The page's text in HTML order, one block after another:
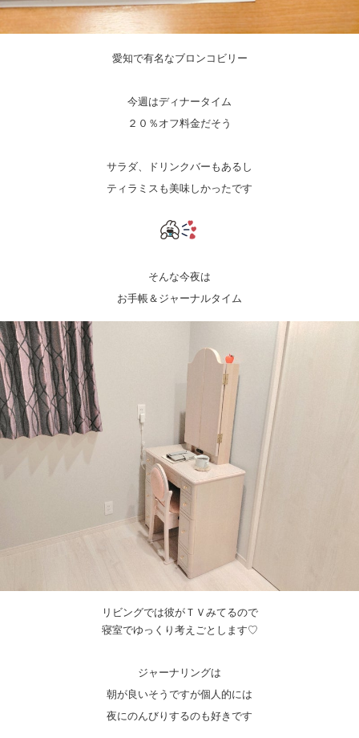
愛知で有名なブロンコビリー
今週はディナータイム
２０％オフ料金だそう
サラダ、ドリンクバーもあるし
ティラミスも美味しかったです
そんな今夜は
お手帳＆ジャーナルタイム
リビングでは彼がＴＶみてるので
寝室でゆっくり考えごとします♡
ジャーナリングは
朝が良いそうですが個人的には
夜にのんびりするのも好きです